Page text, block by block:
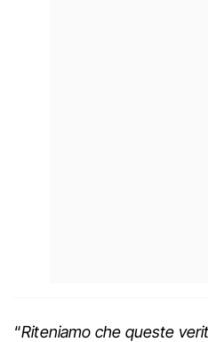
“Riteniamo che queste